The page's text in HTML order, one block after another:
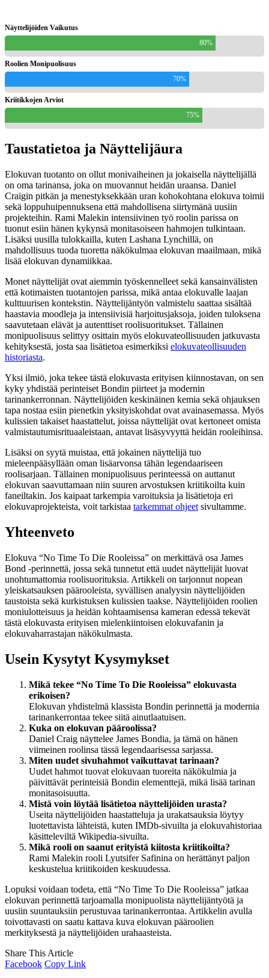
Näyttelijöiden Vaikutus
80%
Roolien Monipuolisuus
70%
Kriitikkojen Arviot
75%
Taustatietoa ja Näyttelijäura
Elokuvan tuotanto on ollut monivaiheinen ja jokaisella näyttelijällä
on oma tarinansa, joka on muovannut heidän uraansa. Daniel
Craigin pitkän ja menestyksekkään uran kohokohtana elokuva toimii
sekä loppuhuipennuksena että mahdollisena siirtymänä uusiin
projekteihin. Rami Malekin intensiivinen työ roolin parissa on
tuonut esiin hänen kykynsä monitasoiseen hahmojen tulkintaan.
Lisäksi uusilla tulokkailla, kuten Lashana Lynchillä, on
mahdollisuus tuoda tuoretta näkökulmaa elokuvan maailmaan, mikä
lisää elokuvan dynamiikkaa.
Monet näyttelijät ovat aiemmin työskennelleet sekä kansainvälisten
että kotimaisten tuotantojen parissa, mikä antaa elokuvalle laajan
kulttuurisen kontekstin. Näyttelijäntyön valmistelu saattaa sisältää
haastavia moodleja ja intensiivisiä harjoitusjaksoja, joiden tuloksena
saavutetaan elävät ja autenttiset roolisuoritukset. Tällainen
monipuolisuus selittyy osittain myös elokuvateollisuuden jatkuvasta
kehityksestä, josta saa lisätietoa esimerkiksi elokuvateollisuuden
historiasta.
Yksi ilmiö, joka tekee tästä elokuvasta erityisen kiinnostavan, on sen
kyky yhdistää perinteiset Bondin piirteet ja modernin
tarinankerronnan. Näyttelijöiden keskinäinen kemia sekä ohjauksen
tapa nostaa esiin pienetkin yksityiskohdat ovat avainasemassa. Myös
kulissien takaiset haastattelut, joissa näyttelijät ovat kertoneet omista
valmistautumisrituaaleistaan, antavat lisäsyvyyttä heidän rooleihinsa.
Lisäksi on syytä muistaa, että jokainen näyttelijä tuo
mieleenpääsyllään oman lisäarvonsa tähän legendaariseen
roolisarjaan. Tällainen monipuolisuus perinteessä on auttanut
elokuvan saavuttamaan niin suuren arvostuksen kriitikoilta kuin
faneiltakin. Jos kaipaat tarkempia varoituksia ja lisätietoja eri
elokuvaprojekteista, voit tarkistaa tarkemmat ohjeet sivultamme.
Yhteenveto
Elokuva “No Time To Die Rooleissa” on merkittävä osa James
Bond -perinnettä, jossa sekä tunnetut että uudet näyttelijät luovat
unohtumattomia roolisuorituksia. Artikkeli on tarjonnut nopean
yleiskatsauksen päärooleista, syvällisen analyysin näyttelijöiden
taustoista sekä kurkistuksen kulissien taakse. Näyttelijöiden roolien
moniulotteisuus ja heidän kohtaamisensa kameran edessä tekevät
tästä elokuvasta erityisen mielenkiintoisen elokuvafanin ja
elokuvaharrastajan näkökulmasta.
Usein Kysytyt Kysymykset
Mikä tekee “No Time To Die Rooleissa” elokuvasta
erikoisen?
Elokuvan yhdistelmä klassista Bondin perinnettä ja modernia
tarinankerrontaa tekee siitä ainutlaatuisen.
Kuka on elokuvan pääroolissa?
Daniel Craig näyttelee James Bondia, ja tämä on hänen
viimeinen roolinsa tässä legendaarisessa sarjassa.
Miten uudet sivuhahmot vaikuttavat tarinaan?
Uudet hahmot tuovat elokuvaan tuoreita näkökulmia ja
päivittävät perinteisiä Bondin elementtejä, mikä lisää tarinan
monitasoisuutta.
Mistä voin löytää lisätietoa näyttelijöiden urasta?
Useita näyttelijöiden haastatteluja ja urakatsauksia löytyy
luotettavista lähteistä, kuten IMDb-sivuilta ja elokuvahistoriaa
käsitteleviltä Wikipedia-sivuilta.
Mikä rooli on saanut erityistä kiitosta kriitikoilta?
Rami Malekin rooli Lyutsifer Safinina on herättänyt paljon
keskustelua kriitikoiden keskuudessa.
Lopuksi voidaan todeta, että “No Time To Die Rooleissa” jatkaa
elokuvan perinnettä tarjoamalla monipuolista näyttelijäntyötä ja
uusiin suuntauksiin perustuvaa tarinankerrontaa. Artikkelin avulla
toivottavasti on saatu kattava kuva elokuvan pääroolien
merkityksestä ja näyttelijöiden urahaasteista.
Share This Article
Facebook Copy Link